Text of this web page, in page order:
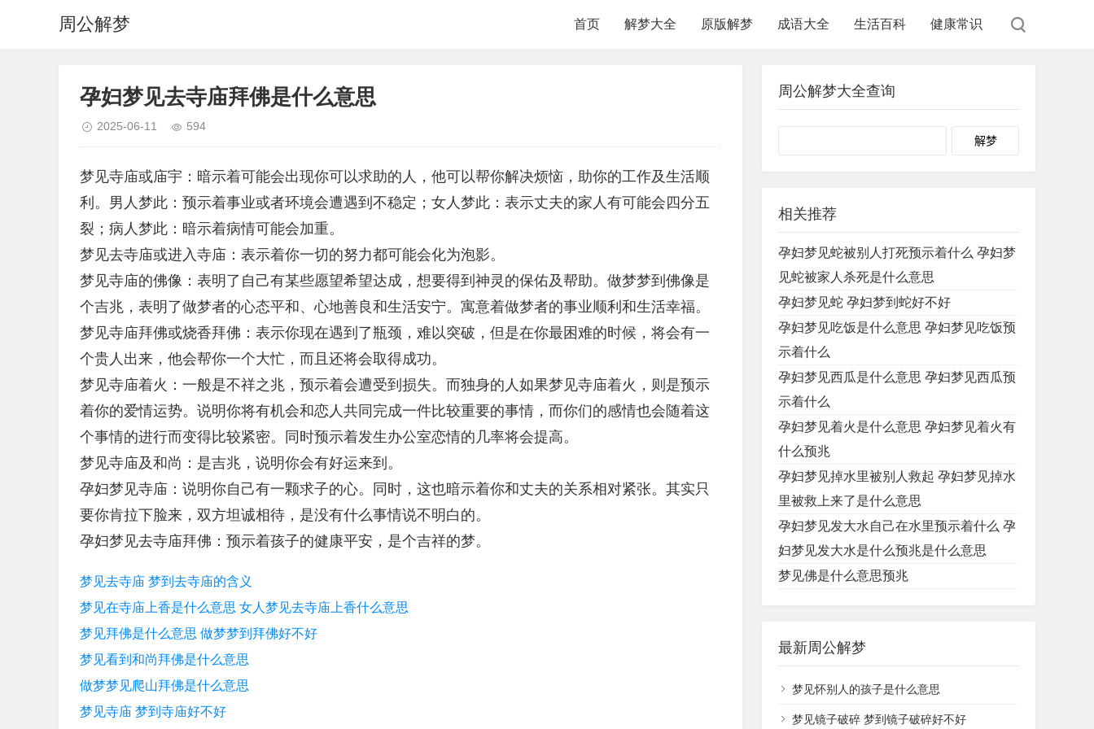
周公解梦 首页 解梦大全 原版解梦 成语大全 生活百科 健康常识
孕妇梦见去寺庙拜佛是什么意思
2025-06-11 594
梦见寺庙或庙宇：暗示着可能会出现你可以求助的人，他可以帮你解决烦恼，助你的工作及生活顺
利。男人梦此：预示着事业或者环境会遭遇到不稳定；女人梦此：表示丈夫的家人有可能会四分五
裂；病人梦此：暗示着病情可能会加重。
梦见去寺庙或进入寺庙：表示着你一切的努力都可能会化为泡影。
梦见寺庙的佛像：表明了自己有某些愿望希望达成，想要得到神灵的保佑及帮助。做梦梦到佛像是
个吉兆，表明了做梦者的心态平和、心地善良和生活安宁。寓意着做梦者的事业顺利和生活幸福。
梦见寺庙拜佛或烧香拜佛：表示你现在遇到了瓶颈，难以突破，但是在你最困难的时候，将会有一
个贵人出来，他会帮你一个大忙，而且还将会取得成功。
梦见寺庙着火：一般是不祥之兆，预示着会遭受到损失。而独身的人如果梦见寺庙着火，则是预示
着你的爱情运势。说明你将有机会和恋人共同完成一件比较重要的事情，而你们的感情也会随着这
个事情的进行而变得比较紧密。同时预示着发生办公室恋情的几率将会提高。
梦见寺庙及和尚：是吉兆，说明你会有好运来到。
孕妇梦见寺庙：说明你自己有一颗求子的心。同时，这也暗示着你和丈夫的关系相对紧张。其实只
要你肯拉下脸来，双方坦诚相待，是没有什么事情说不明白的。
孕妇梦见去寺庙拜佛：预示着孩子的健康平安，是个吉祥的梦。
梦见去寺庙 梦到去寺庙的含义
梦见在寺庙上香是什么意思 女人梦见去寺庙上香什么意思
梦见拜佛是什么意思 做梦梦到拜佛好不好
梦见看到和尚拜佛是什么意思
做梦梦见爬山拜佛是什么意思
梦见寺庙 梦到寺庙好不好
周公解梦大全查询
Search
相关推荐
孕妇梦见蛇被别人打死预示着什么 孕妇梦
见蛇被家人杀死是什么意思
孕妇梦见蛇 孕妇梦到蛇好不好
孕妇梦见吃饭是什么意思 孕妇梦见吃饭预
示着什么
孕妇梦见西瓜是什么意思 孕妇梦见西瓜预
示着什么
孕妇梦见着火是什么意思 孕妇梦见着火有
什么预兆
孕妇梦见掉水里被别人救起 孕妇梦见掉水
里被救上来了是什么意思
孕妇梦见发大水自己在水里预示着什么 孕
妇梦见发大水是什么预兆是什么意思
梦见佛是什么意思预兆
最新周公解梦
梦见怀别人的孩子是什么意思
梦见镜子破碎 梦到镜子破碎好不好